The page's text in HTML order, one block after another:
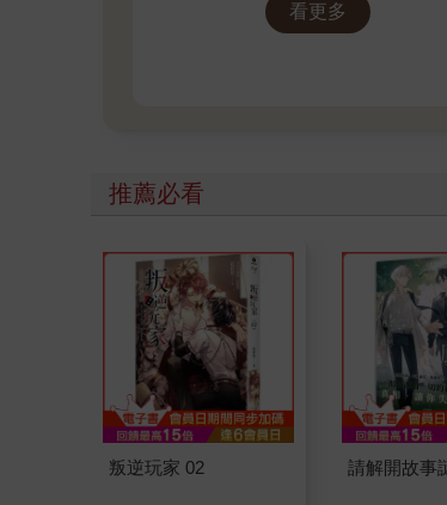
看更多
推薦必看
叛逆玩家 02 請解開故事